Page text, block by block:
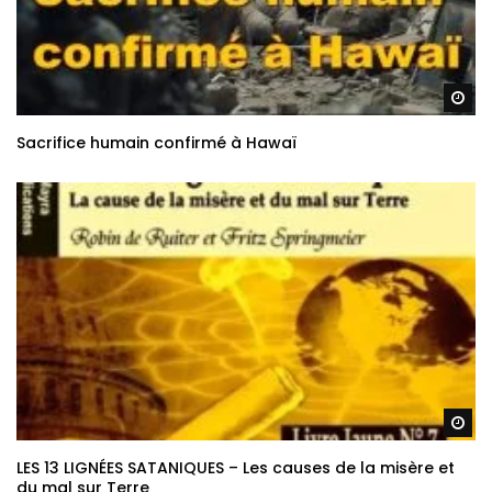
Sacrifice humain confirmé à Hawaï
LES 13 LIGNÉES SATANIQUES – Les causes de la misère et